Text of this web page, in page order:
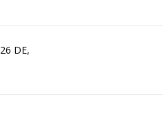
DE,